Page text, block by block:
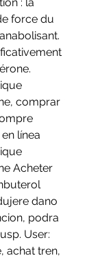
force du
comprar
línea
Acheter
dano
podra
User:
achat tren,